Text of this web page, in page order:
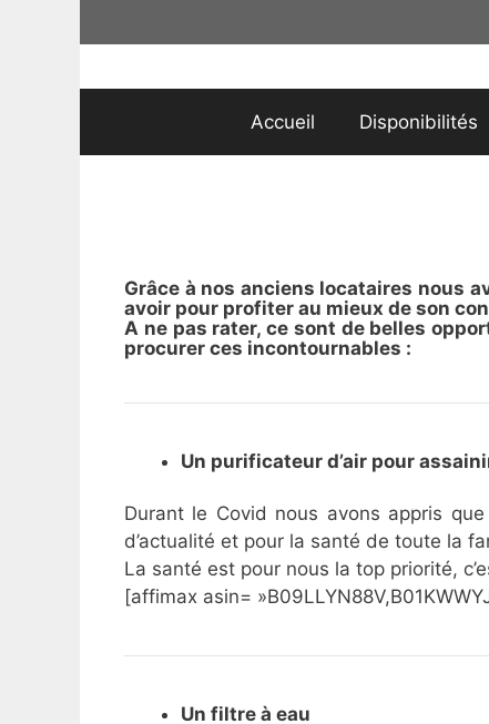
Accueil Disponibilités
Grâce à nos anciens locataires nous
avoir pour profiter au mieux de son
A ne pas rater, ce sont de belles
procurer ces incontournables :
Un purificateur d’air pour
Durant le Covid nous avons appris
d’actualité et pour la santé de toute la
La santé est pour nous la top priorité,
[affimax asin=
Un filtre à eau